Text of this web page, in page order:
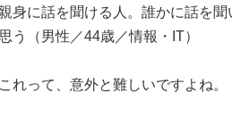
身に話を聞ける人。誰かに話を
う（男性／44歳／情報・IT）
れって、意外と難しいですよね。